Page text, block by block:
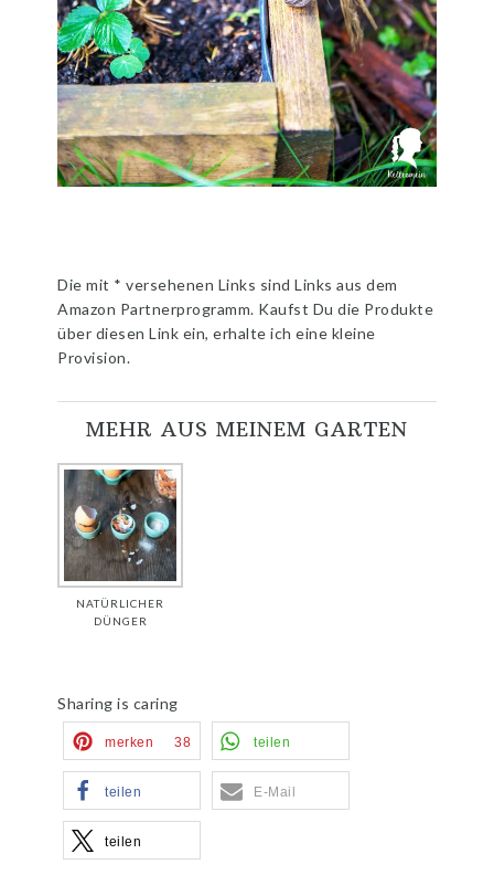
Die mit * versehenen Links sind Links aus dem
Amazon Partnerprogramm. Kaufst Du die Produkte
über diesen Link ein, erhalte ich eine kleine
Provision.
MEHR AUS MEINEM GARTEN
NATÜRLICHER
DÜNGER
Sharing is caring
merken 38 teilen
teilen E-Mail
teilen